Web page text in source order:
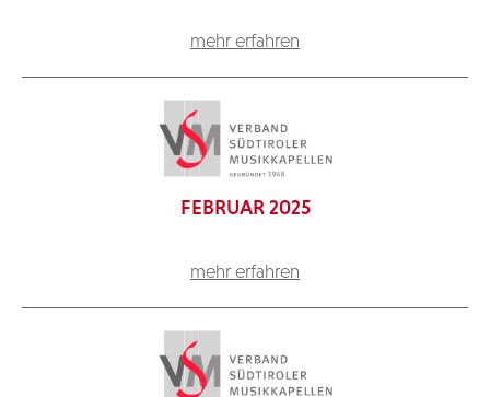
mehr erfahren
FEBRUAR 2025
mehr erfahren